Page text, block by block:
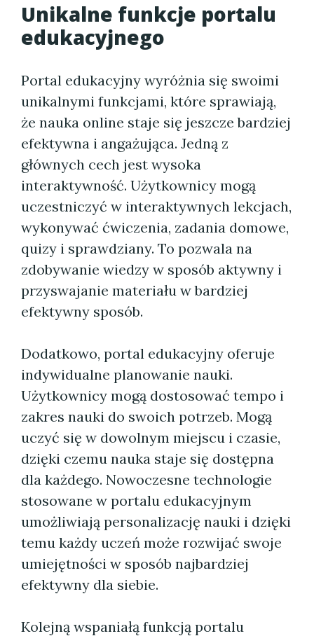
Unikalne funkcje portalu
edukacyjnego
Portal edukacyjny wyróżnia się swoimi
unikalnymi funkcjami, które sprawiają,
że nauka online staje się jeszcze bardziej
efektywna i angażująca. Jedną z
głównych cech jest wysoka
interaktywność. Użytkownicy mogą
uczestniczyć w interaktywnych lekcjach,
wykonywać ćwiczenia, zadania domowe,
quizy i sprawdziany. To pozwala na
zdobywanie wiedzy w sposób aktywny i
przyswajanie materiału w bardziej
efektywny sposób.
Dodatkowo, portal edukacyjny oferuje
indywidualne planowanie nauki.
Użytkownicy mogą dostosować tempo i
zakres nauki do swoich potrzeb. Mogą
uczyć się w dowolnym miejscu i czasie,
dzięki czemu nauka staje się dostępna
dla każdego. Nowoczesne technologie
stosowane w portalu edukacyjnym
umożliwiają personalizację nauki i dzięki
temu każdy uczeń może rozwijać swoje
umiejętności w sposób najbardziej
efektywny dla siebie.
Kolejną wspaniałą funkcją portalu